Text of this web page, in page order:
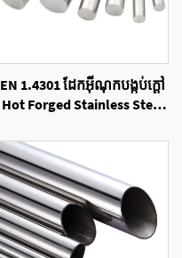
EN 1.4301 ដែកអ៊ីណុកបង្កប់ក្តៅ
Hot Forged Stainless Steel